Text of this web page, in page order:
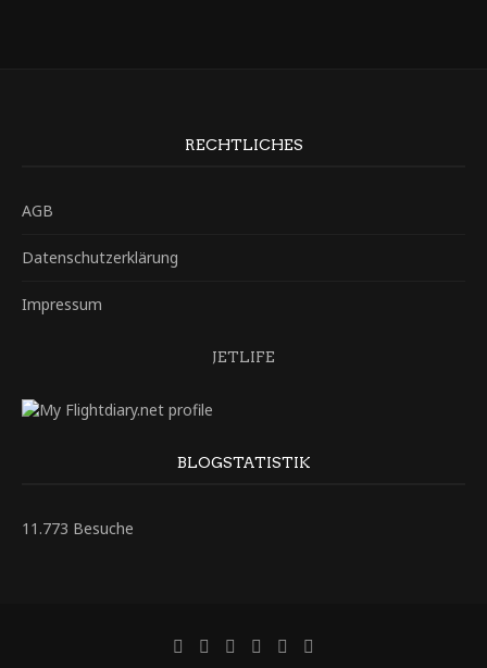
RECHTLICHES
AGB
Datenschutzerklärung
Impressum
JETLIFE
BLOGSTATISTIK
11.773 Besuche